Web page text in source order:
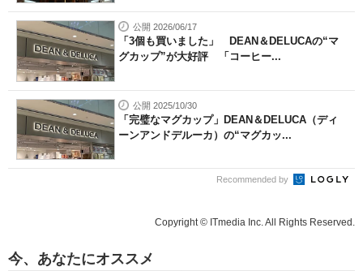
公開 2026/06/17
「3個も買いました」 DEAN＆DELUCAの“マ
グカップ”が大好評 「コーヒー...
公開 2025/10/30
「完璧なマグカップ」DEAN＆DELUCA（ディ
ーンアンドデルーカ）の“マグカッ...
Recommended by
Copyright © ITmedia Inc. All Rights Reserved.
今、あなたにオススメ